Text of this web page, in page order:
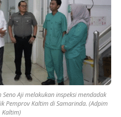
Aji melakukan inspeksi mendadak
Pemprov Kaltim di Samarinda. (Adpim
Kaltim)